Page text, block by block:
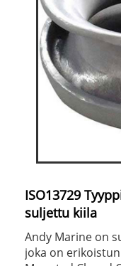
ISO13729
suljettu kiila
Andy Marine on
joka on